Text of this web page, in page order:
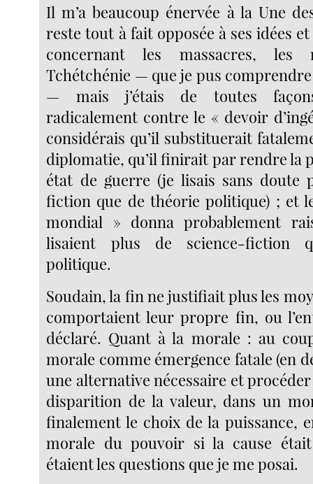
Il m’a beaucoup énervée à la Une
reste tout à fait opposée à ses idées et
concernant les massacres,
Tchétchénie — que je pus
— mais j’étais de toutes
radicalement contre le « devoir
considérais qu’il substituerait
diplomatie, qu’il finirait par rendre la
état de guerre (je lisais sans doute
fiction que de théorie politique) ; et
mondial » donna probablement
lisaient plus de science-fiction
politique.
Soudain, la fin ne justifiait plus les
comportaient leur propre fin, ou
déclaré. Quant à la morale : au
morale comme émergence fatale (en
une alternative nécessaire et procéder
disparition de la valeur, dans un
finalement le choix de la puissance,
morale du pouvoir si la cause
étaient les questions que je me posai.